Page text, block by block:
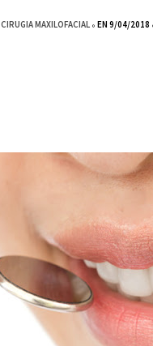
CIRUGIA MAXILOFACIAL EN 9/04/2018